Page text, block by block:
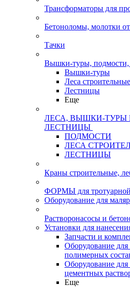
Трансформаторы для
Бетоноломы, молотки
Тачки
Вышки-туры, подмости,
Вышки-туры
Леса
Лестницы
Еще
ЛЕСА, ВЫШКИ-ТУРЫ
ЛЕСТНИЦЫ
ПОДМОСТИ
ЛЕСА
ЛЕСТНИЦЫ
Краны строительные,
ФОРМЫ для
Оборудование для
Растворонасосы и
Установки для
Запчасти и
Оборудование
полимерных
Оборудование
цементных
Еще